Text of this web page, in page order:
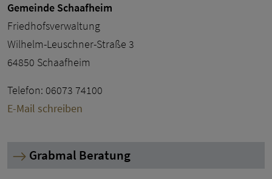
Gemeinde Schaafheim
Friedhofsverwaltung
Wilhelm-Leuschner-Straße 3
64850 Schaafheim
Telefon: 06073 74100
E-Mail schreiben
Grabmal Beratung